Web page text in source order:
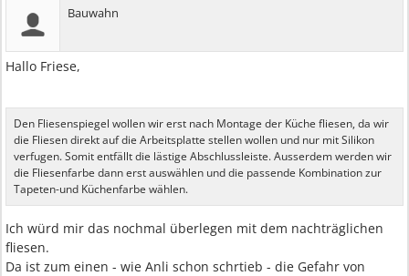
Bauwahn
Hallo Friese,
Den Fliesenspiegel wollen wir erst nach Montage der Küche fliesen, da wir
die Fliesen direkt auf die Arbeitsplatte stellen wollen und nur mit Silikon
verfugen. Somit entfällt die lästige Abschlussleiste. Ausserdem werden wir
die Fliesenfarbe dann erst auswählen und die passende Kombination zur
Tapeten-und Küchenfarbe wählen.
Ich würd mir das nochmal überlegen mit dem nachträglichen
fliesen.
Da ist zum einen - wie Anli schon schrtieb - die Gefahr von